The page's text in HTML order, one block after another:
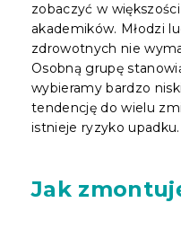
zobaczyć w
akademików. Młodzi
zdrowotnych nie
Osobną grupę
wybieramy bardzo
tendencję do wielu
istnieje ryzyko upadku.
Jak